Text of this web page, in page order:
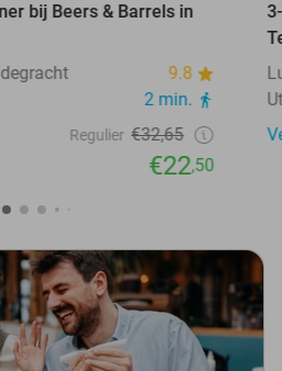
bij Beers & Barrels in
9.8
2 min.
Regulier €32,65
€22,50